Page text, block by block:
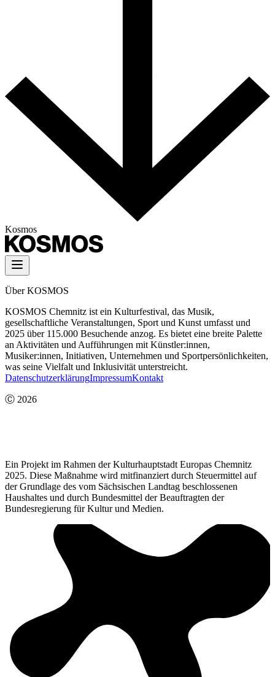
Kosmos
Über KOSMOS
KOSMOS Chemnitz ist ein Kulturfestival, das Musik,
gesellschaftliche Veranstaltungen, Sport und Kunst umfasst und
2025 über 115.000 Besuchende anzog. Es bietet eine breite Palette
an Aktivitäten und Aufführungen mit Künstler:innen,
Musiker:innen, Initiativen, Unternehmen und Sportpersönlichkeiten,
was seine Vielfalt und Inklusivität unterstreicht.
DatenschutzerklärungImpressumKontakt
Ⓒ 2026
Ein Projekt im Rahmen der Kulturhauptstadt Europas Chemnitz
2025. Diese Maßnahme wird mitfinanziert durch Steuermittel auf
der Grundlage des vom Sächsischen Landtag beschlossenen
Haushaltes und durch Bundesmittel der Beauftragten der
Bundesregierung für Kultur und Medien.